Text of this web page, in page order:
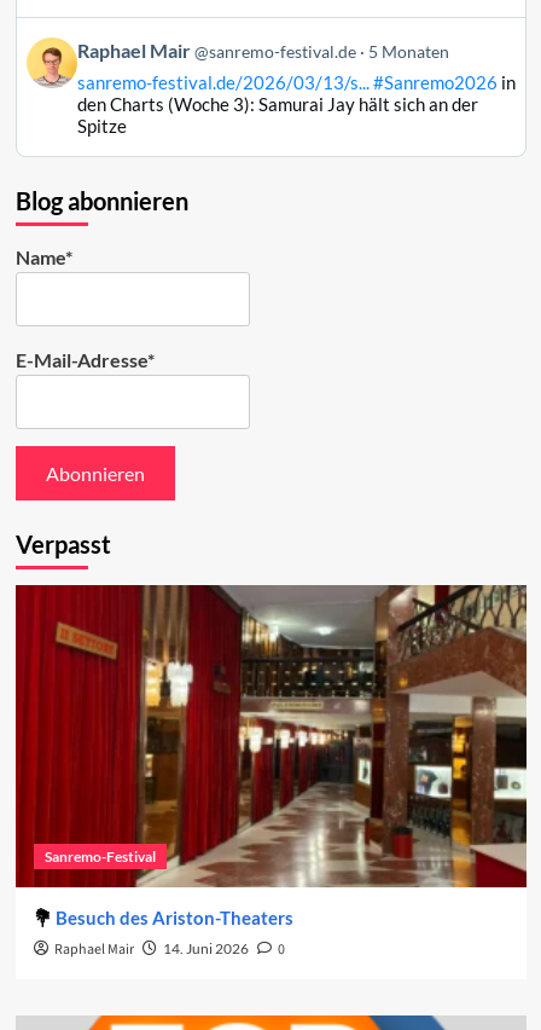
Bluesky
ansehen
Beitrag
von
Raphael
ansehen
Raphael Mair @sanremo-festival.de 5 Monaten
sanremo-festival.de/2026/03/13/s...#Sanremo2026 in
den Charts (Woche 3): Samurai Jay hält sich an der
Spitze
Blog abonnieren
Name*
E-Mail-Adresse*
Verpasst
Sanremo-Festival
Besuch des Ariston-Theaters
Raphael Mair 14. Juni 2026 0